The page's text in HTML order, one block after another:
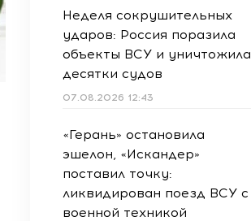
Неделя сокрушительных
ударов: Россия поразила
объекты ВСУ и уничтожила
десятки судов
07.08.2026 12:43
«Герань» остановила
эшелон, «Искандер»
поставил точку:
ликвидирован поезд ВСУ с
военной техникой